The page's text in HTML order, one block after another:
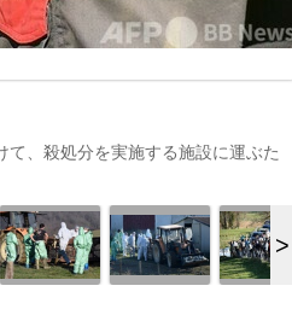
て、殺処分を実施する施設に運ぶた